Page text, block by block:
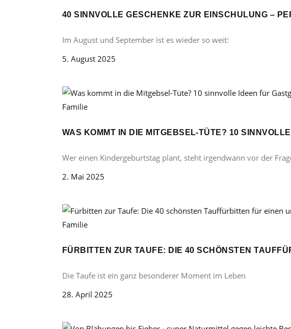
40 SINNVOLLE GESCHENKE ZUR EINSCHULUNG –
Im August und September ist es wieder so weit:
5. August 2025
Familie
WAS KOMMT IN DIE MITGEBSEL-TÜTE? 10
Wer einen Kindergeburtstag plant, steht irgendwann vor der
2. Mai 2025
Familie
FÜRBITTEN ZUR TAUFE: DIE 40 SCHÖNSTEN
Die Taufe ist ein ganz besonderer Moment im Leben
28. April 2025